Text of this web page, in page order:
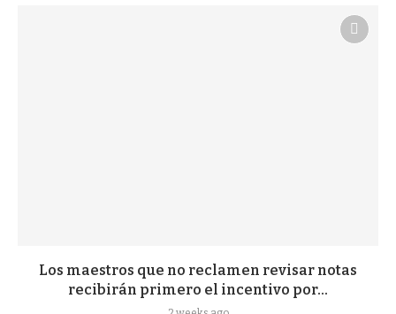
Los maestros que no reclamen revisar notas
recibirán primero el incentivo por...